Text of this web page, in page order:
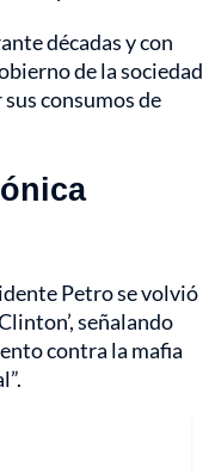
décadas y con
de la sociedad
consumos de
Petro se volvió
señalando
contra la mafia